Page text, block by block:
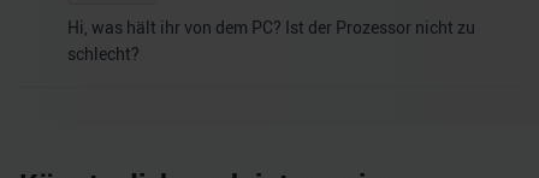
Hi, was hält ihr von dem PC? Ist der Prozessor nicht zu
schlecht?